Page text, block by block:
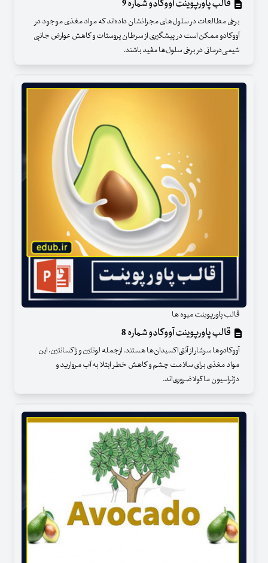
قالب پاورپوینت آووکادو شماره 9
برخی مطالعات در سلول‌های مجزا نشان داده‌اند که مواد مغذی موجود در
آووکادو ممکن است در پیشگیری از سرطان پروستات و کاهش عوارض جانبی
شیمی‌درمانی در برخی سلول‌ها مفید باشند.
قالب پاورپوینت میوه ها
قالب پاورپوینت آووکادو شماره 8
آووکادوها سرشار از آنتی‌اکسیدان‌ها هستند، ازجمله لوتئین و زاکسانتین. این
مواد مغذی برای سلامت چشم و کاهش خطر ابتلا به آب مروارید و
دژنراسیون ماکولا ضروری‌‌اند.